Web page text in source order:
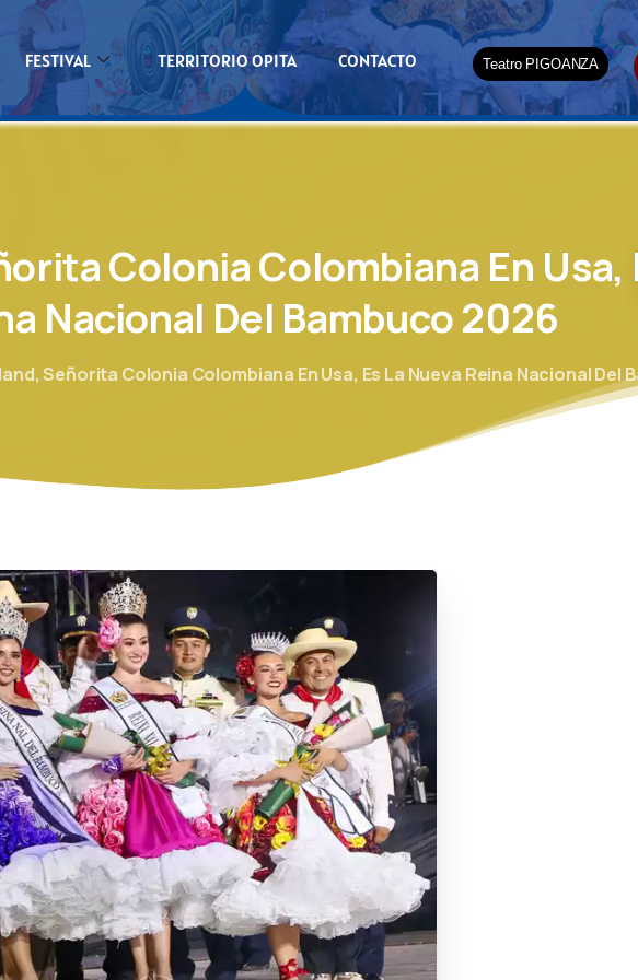
FESTIVAL TERRITORIO OPITA CONTACTO Teatro PIGOANZA
ColoniaColombiana En Usa,
Nacional Del Bambuco2026
Señorita Colonia Colombiana En Usa, Es La Nueva Reina Nacional Del